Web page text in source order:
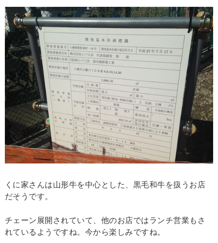
くに家さんは山形牛を中心とした、黒毛和牛を扱うお店
だそうです。
チェーン展開されていて、他のお店ではランチ営業もさ
れているようですね。今から楽しみですね。